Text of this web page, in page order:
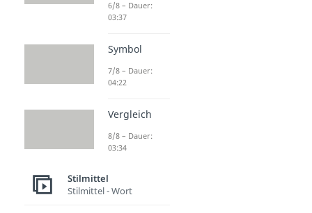
6/8 – Dauer:
03:37
Symbol
7/8 – Dauer:
04:22
Vergleich
8/8 – Dauer:
03:34
Stilmittel
Stilmittel - Wort